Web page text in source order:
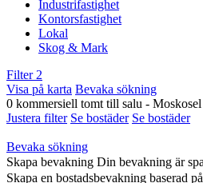
Industrifastighet
Kontorsfastighet
Lokal
Skog & Mark
Filter 2
Visa på karta Bevaka sökning
0 kommersiell tomt till salu -
Justera filter Se bostäder Se bostäder
Bevaka sökning
Skapa bevakning Din bevakning är
Skapa en bostadsbevakning baserad